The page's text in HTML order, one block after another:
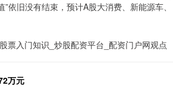
旧没有结束，预计A股大消费、新能源车、
票入门知识_炒股配资平台_配资门户网观点
万元